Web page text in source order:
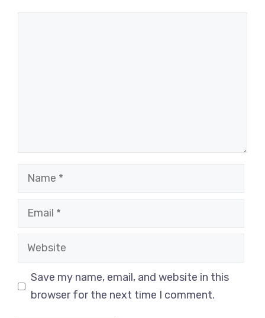
Name
Email
Website
Save my name, email, and website in this
browser for the next time I comment.